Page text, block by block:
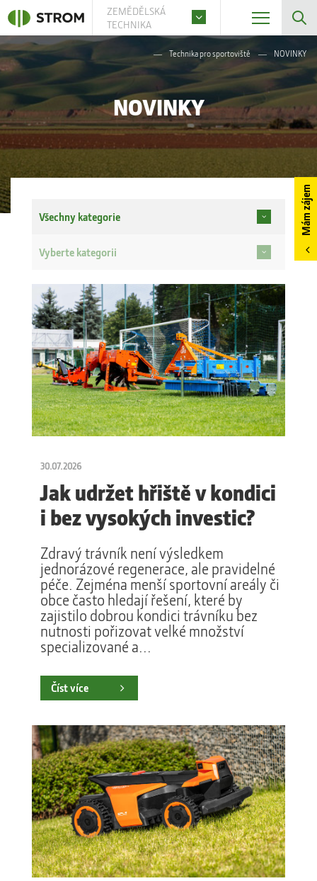
ZEMĚDĚLSKÁ
TECHNIKA
Technika pro sportoviště NOVINKY
NOVINKY
Všechny kategorie
Vyberte kategorii
30.07.2026
Jak udržet hřiště v kondici
i bez vysokých investic?
Zdravý trávník není výsledkem
jednorázové regenerace, ale pravidelné
péče. Zejména menší sportovní areály či
obce často hledají řešení, které by
zajistilo dobrou kondici trávníku bez
nutnosti pořizovat velké množství
specializované a...
Číst více
Mám zájem